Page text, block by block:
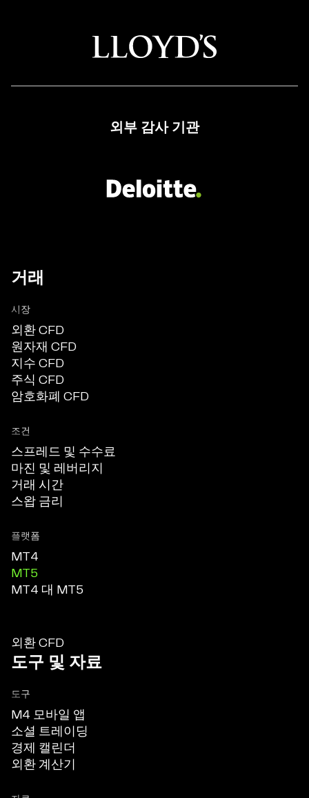
CFD
레
브
외부 감사 기관
거래
시장
외환 CFD
원자재 CFD
지수 CFD
주식 CFD
암호화폐 CFD
조건
스프레드 및 수수료
마진 및 레버리지
거래 시간
스왑 금리
플랫폼
MT4
MT5
MT4 대 MT5
외환 CFD
도구 및 자료
도구
M4 모바일 앱
소셜 트레이딩
경제 캘린더
외환 계산기